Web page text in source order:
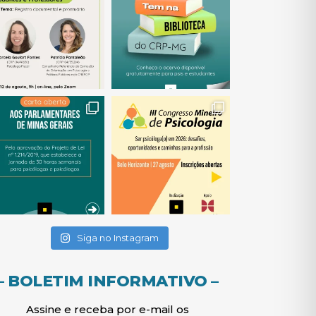
(abre em nova janela) (abre em nova janela)
Siga no Instagram(abre em nova janela)
BOLETIM INFORMATIVO –
Assine e receba por e-mail os